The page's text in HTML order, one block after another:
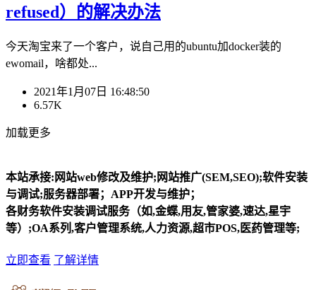
refused）的解决办法
今天淘宝来了一个客户，说自己用的ubuntu加docker装的
ewomail，啥都处...
2021年1月07日 16:48:50
6.57K
加载更多
本站承接:网站web修改及维护;网站推广(SEM,SEO);软件安装
与调试;服务器部署；APP开发与维护；
各财务软件安装调试服务（如,金蝶,用友,管家婆,速达,星宇
等）;OA系列,客户管理系统,人力资源,超市POS,医药管理等;
立即查看 了解详情